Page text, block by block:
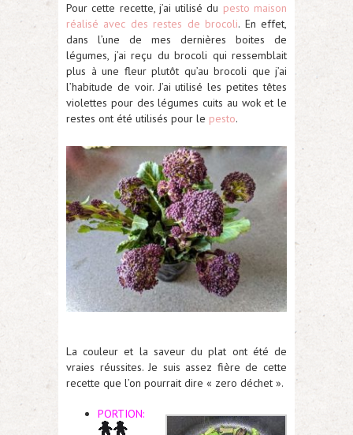
Pour cette recette, j’ai utilisé du pesto maison
réalisé avec des restes de brocoli. En effet,
dans l’une de mes dernières boites de
légumes, j’ai reçu du brocoli qui ressemblait
plus à une fleur plutôt qu’au brocoli que j’ai
l’habitude de voir. J’ai utilisé les petites têtes
violettes pour des légumes cuits au wok et le
restes ont été utilisés pour le pesto.
La couleur et la saveur du plat ont été de
vraies réussites. Je suis assez fière de cette
recette que l’on pourrait dire « zero déchet ».
PORTION: